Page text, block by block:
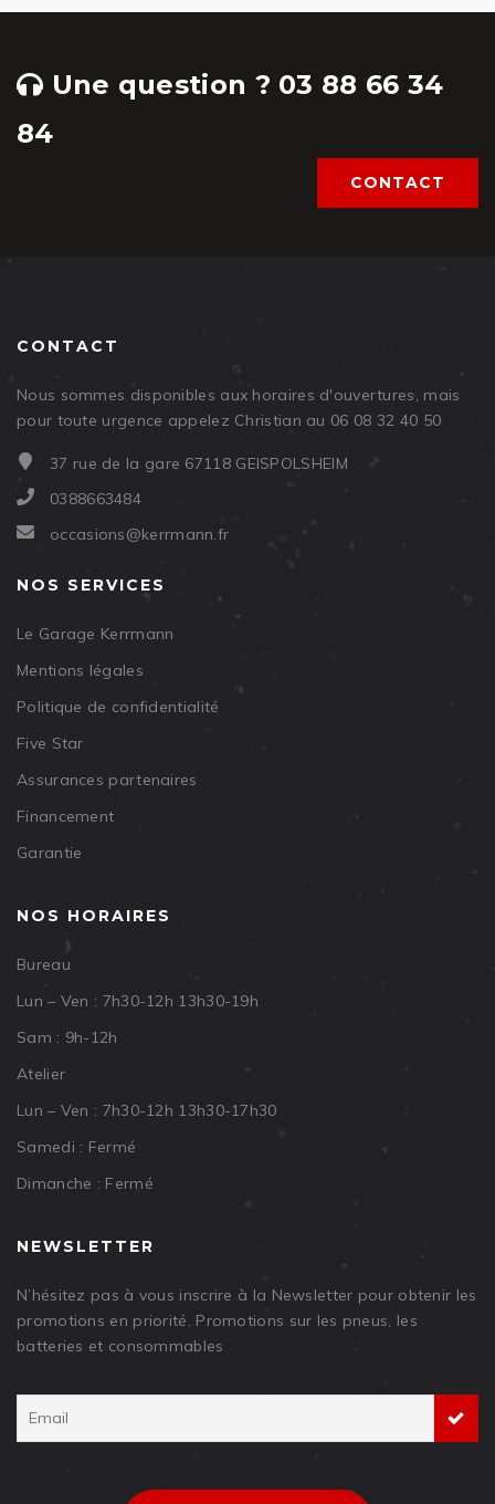
Une question ? 03 88 66 34
84
CONTACT
CONTACT
Nous sommes disponibles aux horaires d'ouvertures, mais
pour toute urgence appelez Christian au 06 08 32 40 50
37 rue de la gare 67118 GEISPOLSHEIM
0388663484
occasions@kerrmann.fr
NOS SERVICES
Le Garage Kerrmann
Mentions légales
Politique de confidentialité
Five Star
Assurances partenaires
Financement
Garantie
NOS HORAIRES
Bureau
Lun – Ven : 7h30-12h 13h30-19h
Sam : 9h-12h
Atelier
Lun – Ven : 7h30-12h 13h30-17h30
Samedi : Fermé
Dimanche : Fermé
NEWSLETTER
N’hésitez pas à vous inscrire à la Newsletter pour obtenir les
promotions en priorité. Promotions sur les pneus, les
batteries et consommables